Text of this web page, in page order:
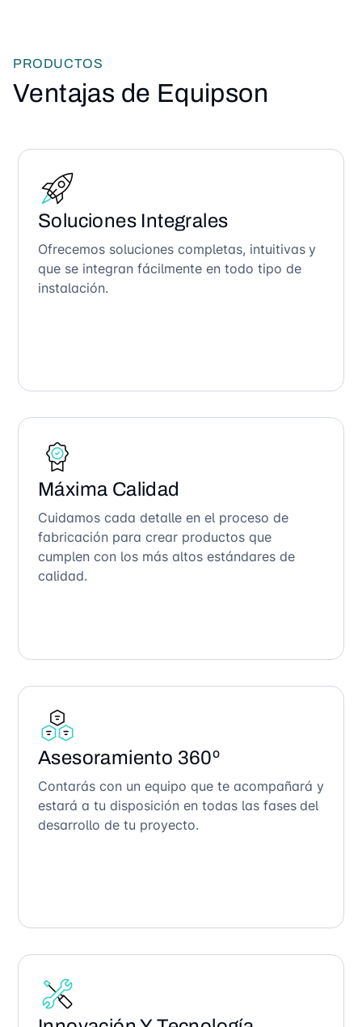
PRODUCTOS
Ventajas de Equipson
Soluciones Integrales
Ofrecemos soluciones completas, intuitivas y
que se integran fácilmente en todo tipo de
instalación.
Máxima Calidad
Cuidamos cada detalle en el proceso de
fabricación para crear productos que
cumplen con los más altos estándares de
calidad.
Asesoramiento 360º
Contarás con un equipo que te acompañará y
estará a tu disposición en todas las fases del
desarrollo de tu proyecto.